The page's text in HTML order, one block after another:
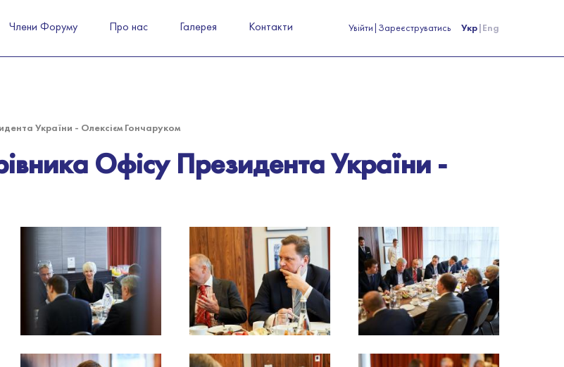
Укр|Eng
Увійти Зареєструватись
Члени Форуму Про нас Галерея Контакти
України - Олексієм Гончаруком
Офісу Президента України -